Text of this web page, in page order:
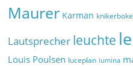
Maurer Karman
Lautsprecher leuchte
Louis Poulsen luceplan lumina